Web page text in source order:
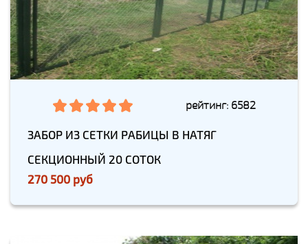
рейтинг: 6582
ЗАБОР ИЗ СЕТКИ РАБИЦЫ В НАТЯГ
СЕКЦИОННЫЙ 20 СОТОК
270 500 руб